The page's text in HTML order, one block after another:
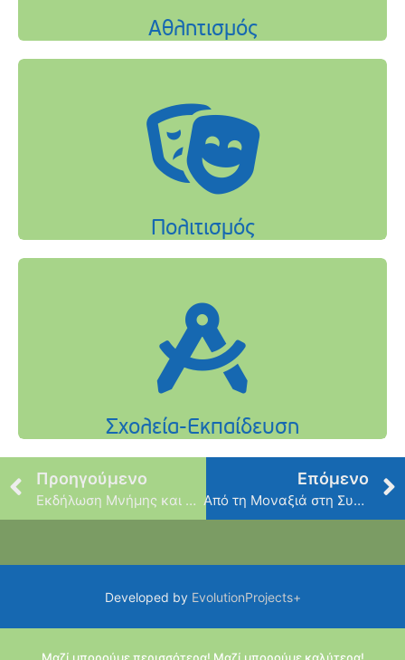
Προηγούμενο
Εκδήλωση Μνήμης και Τιμής στον Καβάφη
Επόμενο
Από τη Μοναξιά στη Συντροφικότητα
Developed by EvolutionProjects+